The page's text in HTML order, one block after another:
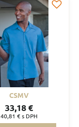
CSMV
33,18 €
40,81 €s DPH